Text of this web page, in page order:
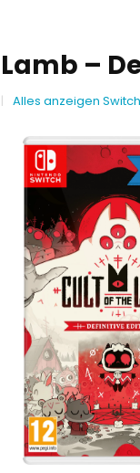
–
Alles anzeigen Switch